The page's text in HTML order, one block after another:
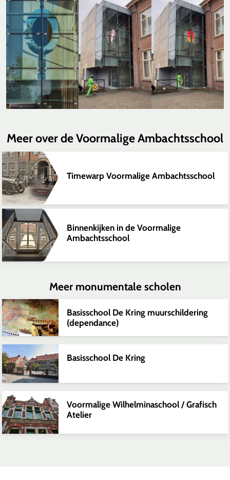
Meer over de Voormalige Ambachtsschool
Timewarp Voormalige Ambachtsschool
Binnenkijken in de Voormalige
Ambachtsschool
Meer monumentale scholen
Basisschool De Kring muurschildering
(dependance)
Basisschool De Kring
Voormalige Wilhelminaschool / Grafisch
Atelier